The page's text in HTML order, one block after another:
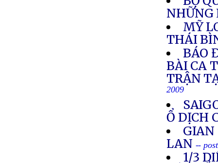
NHỮNG
MỸ
THÁI
BÁO
BÀI CA
TRẬN
2009
Ổ DỊCH
GIAN
LAN --
1/3